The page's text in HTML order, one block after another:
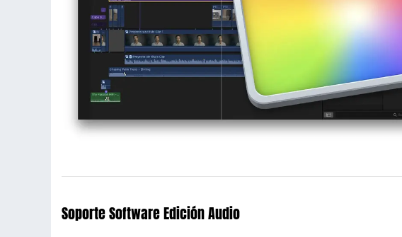
Soporte Software Edición Audio